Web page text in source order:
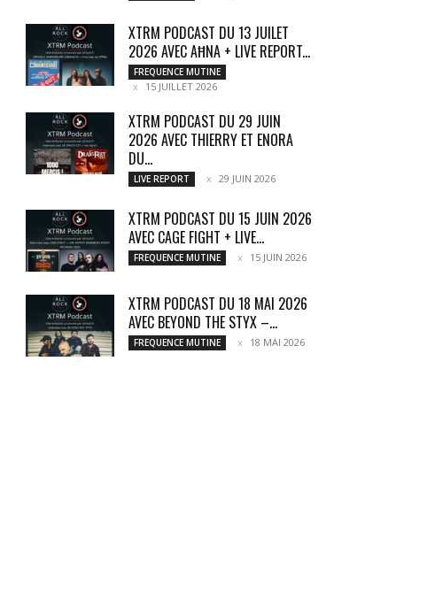
XTRM PODCAST DU 13 JUILET
2026 AVEC AĦNA + LIVE REPORT...
FREQUENCE MUTINE
15 JUILLET 2026
XTRM PODCAST DU 29 JUIN
2026 AVEC THIERRY ET ENORA
DU...
LIVE REPORT 29 JUIN 2026
XTRM PODCAST DU 15 JUIN 2026
AVEC CAGE FIGHT + LIVE...
FREQUENCE MUTINE 15 JUIN 2026
XTRM PODCAST DU 18 MAI 2026
AVEC BEYOND THE STYX –...
FREQUENCE MUTINE 18 MAI 2026